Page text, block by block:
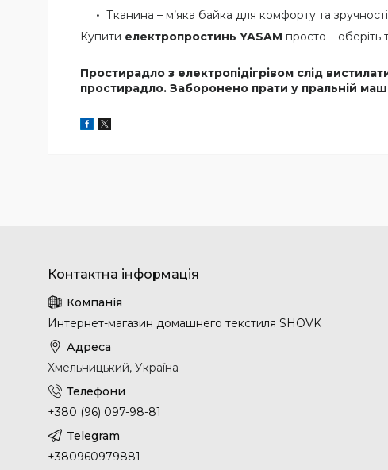
Тканина – м’яка байка для комфорту та
Купити електропростинь YASAM просто –
Простирадло з електропідігрівом слід
простирадло. Заборонено прати у пральній
Интернет-магазин домашнего текстиля SHOVK
Хмельницький, Україна
+380 (96) 097-98-81
+380960979881